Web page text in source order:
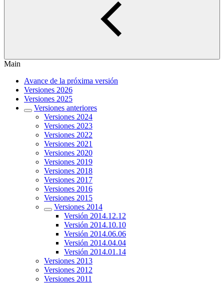
Main
Avance de la próxima versión
Versiones 2026
Versiones 2025
Versiones anteriores
Versiones 2024
Versiones 2023
Versiones 2022
Versiones 2021
Versiones 2020
Versiones 2019
Versiones 2018
Versiones 2017
Versiones 2016
Versiones 2015
Versiones 2014
Versión 2014.12.12
Versión 2014.10.10
Versión 2014.06.06
Versión 2014.04.04
Versión 2014.01.14
Versiones 2013
Versiones 2012
Versiones 2011